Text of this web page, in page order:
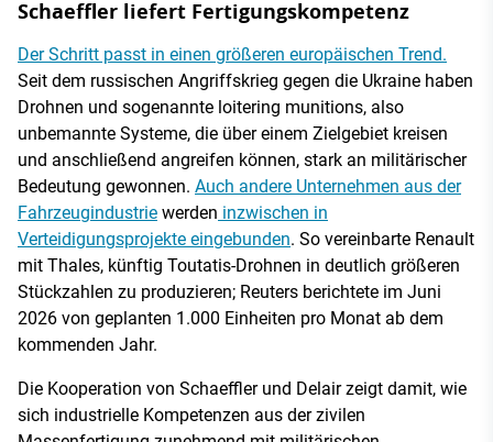
Schaeffler liefert Fertigungskompetenz
Der Schritt passt in einen größeren europäischen Trend.
Seit dem russischen Angriffskrieg gegen die Ukraine haben
Drohnen und sogenannte loitering munitions, also
unbemannte Systeme, die über einem Zielgebiet kreisen
und anschließend angreifen können, stark an militärischer
Bedeutung gewonnen. Auch andere Unternehmen aus der
Fahrzeugindustrie werden inzwischen in
Verteidigungsprojekte eingebunden. So vereinbarte Renault
mit Thales, künftig Toutatis-Drohnen in deutlich größeren
Stückzahlen zu produzieren; Reuters berichtete im Juni
2026 von geplanten 1.000 Einheiten pro Monat ab dem
kommenden Jahr.
Die Kooperation von Schaeffler und Delair zeigt damit, wie
sich industrielle Kompetenzen aus der zivilen